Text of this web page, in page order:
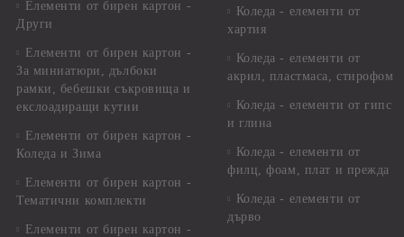
Елементи от бирен картон -
Други
Елементи от бирен картон -
За миниатюри, дълбоки
рамки, бебешки съкровища и
екслоадиращи кутии
Елементи от бирен картон -
Коледа и Зима
Елементи от бирен картон -
Тематични комплекти
Елементи от бирен картон -
Коледа - елементи от
хартия
Коледа - елементи от
акрил, пластмаса, стирофом
Коледа - елементи от гипс
и глина
Коледа - елементи от
филц, фоам, плат и прежда
Коледа - елементи от
дърво